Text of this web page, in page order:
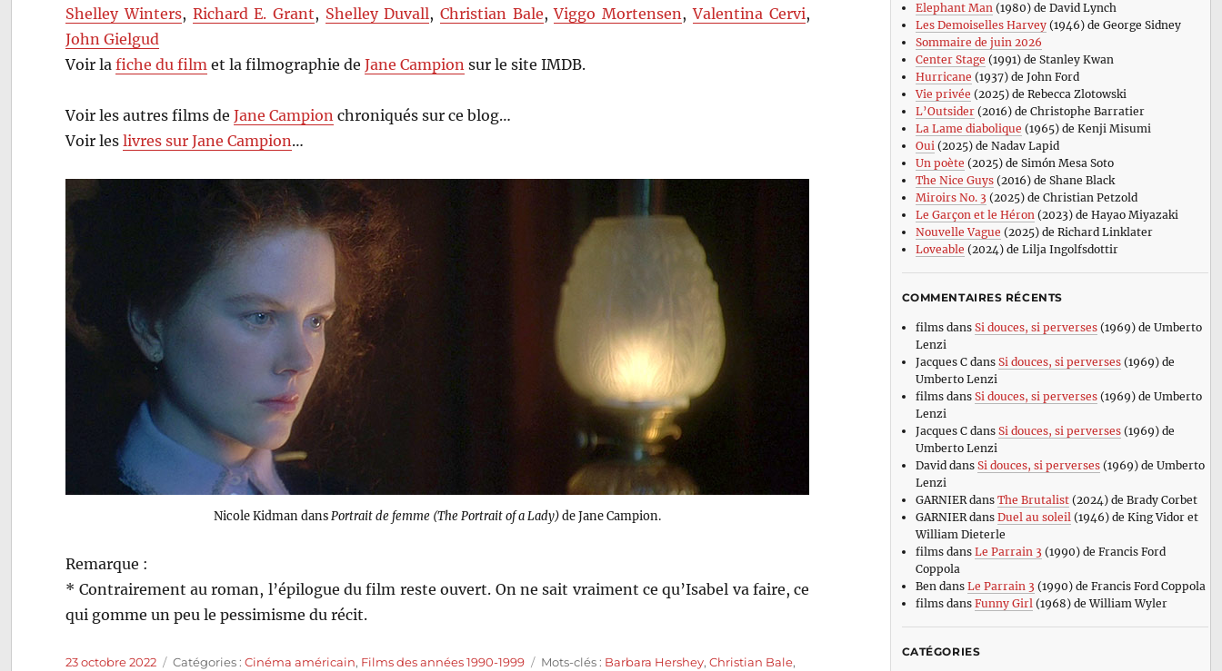
Shelley Winters, Richard E. Grant, Shelley Duvall,Christian Bale,Viggo Mortensen ,Valentina Cervi,
John Gielgud
Voir lafiche du film et la filmographie deJane Campion sur le site IMDB.
Voir les autres films deJane Campion chroniqués sur ce blog…
Voir leslivres sur Jane Campion…
Nicole Kidman dans Portrait de femme (The Portrait of a Lady)de Jane Campion.
Remarque :
* Contrairement au roman, l’épilogue du film reste ouvert. On ne sait vraiment ce qu’Isabel va faire, ce
qui gomme un peu le pessimisme du récit.
Publié
23 octobre 2022 Catégories
Catégories :Cinéma américain, Films des années 1990-1999 Étiquettes
Mots-clés : Barbara Hershey,Christian Bale,
Elephant Man(1980) de David Lynch
Les Demoiselles Harvey(1946) de George Sidney
Sommaire de juin 2026
Center Stage (1991) de Stanley Kwan
Hurricane (1937) de John Ford
Vie privée (2025) de Rebecca Zlotowski
L’Outsider(2016) de Christophe Barratier
La Lame diabolique (1965) de Kenji Misumi
Oui(2025) de Nadav Lapid
Un poète (2025) de Simón Mesa Soto
The Nice Guys(2016) de Shane Black
Miroirs No. 3 (2025) de Christian Petzold
Le Garçon et le Héron(2023) de Hayao Miyazaki
Nouvelle Vague (2025) de Richard Linklater
Loveable (2024) de Lilja Ingolfsdottir
COMMENTAIRES RÉCENTS
filmsdans Si douces, si perverses(1969) de Umberto
Lenzi
Jacques Cdans Si douces, si perverses(1969) de
Umberto Lenzi
filmsdans Si douces, si perverses(1969) de Umberto
Lenzi
Jacques Cdans Si douces, si perverses(1969) de
Umberto Lenzi
David dans Si douces, si perverses(1969) de Umberto
Lenzi
GARNIERdans The Brutalist(2024) de Brady Corbet
GARNIERdans Duel au soleil (1946) de King Vidor et
William Dieterle
filmsdans Le Parrain 3 (1990) de Francis Ford
Coppola
Ben dans Le Parrain 3 (1990) de Francis Ford Coppola
filmsdans Funny Girl (1968) de William Wyler
CATÉGORIES